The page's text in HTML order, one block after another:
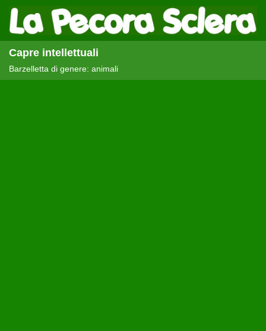
Capre intellettuali
Barzelletta di genere: animali